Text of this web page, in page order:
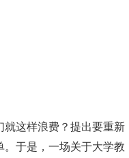
就这样浪费？提出要重新
于是，一场关于大学教